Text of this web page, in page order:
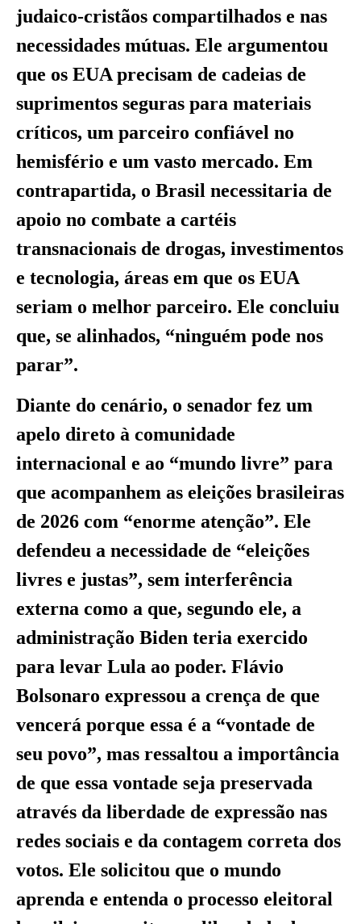
judaico-cristãos compartilhados e nas
necessidades mútuas. Ele argumentou
que os EUA precisam de cadeias de
suprimentos seguras para materiais
críticos, um parceiro confiável no
hemisfério e um vasto mercado. Em
contrapartida, o Brasil necessitaria de
apoio no combate a cartéis
transnacionais de drogas, investimentos
e tecnologia, áreas em que os EUA
seriam o melhor parceiro. Ele concluiu
que, se alinhados, “ninguém pode nos
parar”.
Diante do cenário, o senador fez um
apelo direto à comunidade
internacional e ao “mundo livre” para
que acompanhem as eleições brasileiras
de 2026 com “enorme atenção”. Ele
defendeu a necessidade de “eleições
livres e justas”, sem interferência
externa como a que, segundo ele, a
administração Biden teria exercido
para levar Lula ao poder. Flávio
Bolsonaro expressou a crença de que
vencerá porque essa é a “vontade de
seu povo”, mas ressaltou a importância
de que essa vontade seja preservada
através da liberdade de expressão nas
redes sociais e da contagem correta dos
votos. Ele solicitou que o mundo
aprenda e entenda o processo eleitoral